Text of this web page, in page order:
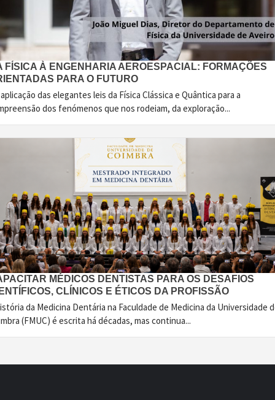
FÍSICA À ENGENHARIA AEROESPACIAL: FORMAÇÕES
PARA O FUTURO
das elegantes leis da Física Clássica e Quântica para a
dos fenómenos que nos rodeiam, da exploração...
MÉDICOS DENTISTAS PARA OS DESAFIOS
CLÍNICOS E ÉTICOS DA PROFISSÃO
da Medicina Dentária na Faculdade de Medicina da Universidade
(FMUC) é escrita há décadas, mas continua...